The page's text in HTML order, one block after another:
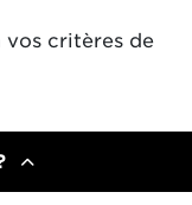
vos critères de